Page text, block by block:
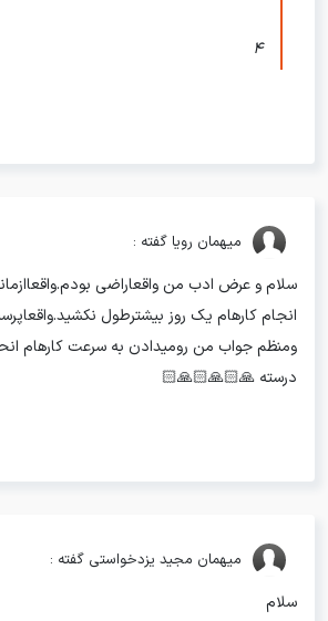
4
میهمان رویا گفته :
سلام و عرض ادب من واقعاراضی
انجام کارهام یک روز بیشترطول
ومنظم جواب من رومیدادن به سرعت کارهام
درسته 🙏🏻🙏🏻🙏🏻
میهمان مجید یزدخواستی گفته :
سلام